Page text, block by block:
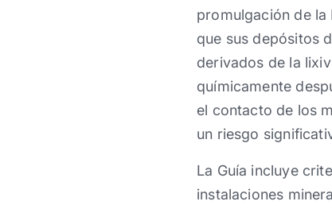
promulgación de la
que sus depósitos
derivados de la
químicamente
el contacto de los
un riesgo
La Guía incluye
instalaciones